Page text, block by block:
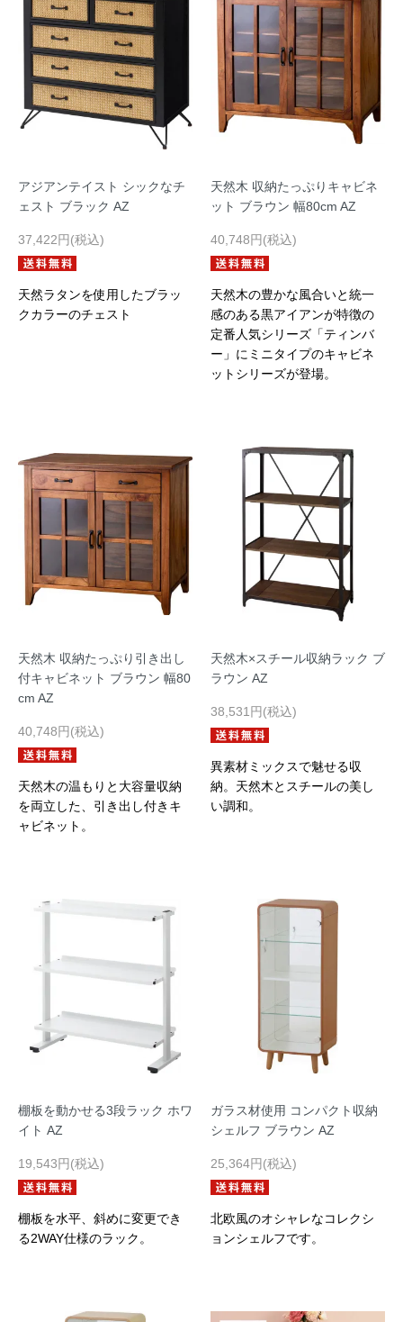
アジアンテイスト シックなチ
ェスト ブラック AZ
37,422円(税込)
天然ラタンを使用したブラッ
クカラーのチェスト
天然木 収納たっぷりキャビネ
ット ブラウン 幅80cm AZ
40,748円(税込)
天然木の豊かな風合いと統一
感のある黒アイアンが特徴の
定番人気シリーズ「ティンバ
ー」にミニタイプのキャビネ
ットシリーズが登場。
天然木 収納たっぷり引き出し
付キャビネット ブラウン 幅80
cm AZ
40,748円(税込)
天然木の温もりと大容量収納
を両立した、引き出し付きキ
ャビネット。
天然木×スチール収納ラック ブ
ラウン AZ
38,531円(税込)
異素材ミックスで魅せる収
納。天然木とスチールの美し
い調和。
棚板を動かせる3段ラック ホワ
イト AZ
19,543円(税込)
棚板を水平、斜めに変更でき
る2WAY仕様のラック。
ガラス材使用 コンパクト収納
シェルフ ブラウン AZ
25,364円(税込)
北欧風のオシャレなコレクシ
ョンシェルフです。